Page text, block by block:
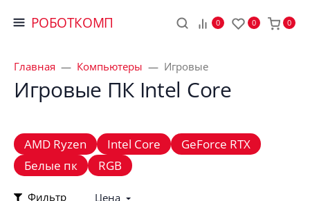
РОБОТКОМП 0 0 0
Главная Компьютеры Игровые
Игровые ПК Intel Core
AMD Ryzen Intel Core
GeForce RTX
Белые пк
RGB
Фильтр Цена